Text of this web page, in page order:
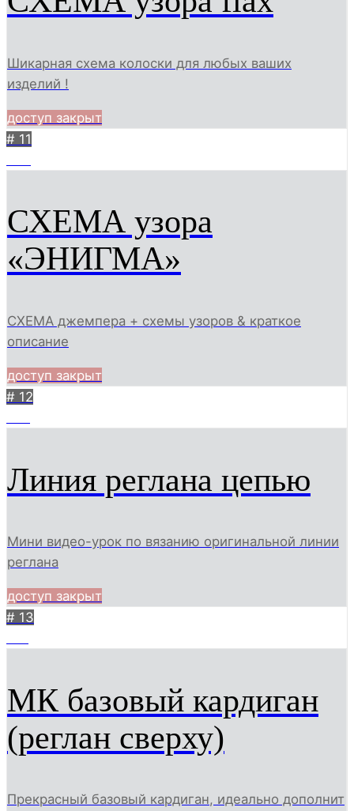
Шикарная схема колоски для любых ваших
изделий !
доступ закрыт
# 11
СХЕМА узора
«ЭНИГМА»
СХЕМА джемпера + схемы узоров & краткое
описание
доступ закрыт
# 12
Линия реглана цепью
Мини видео-урок по вязанию оригинальной линии
реглана
доступ закрыт
# 13
МК базовый кардиган
(реглан сверху)
Прекрасный базовый кардиган, идеально дополнит